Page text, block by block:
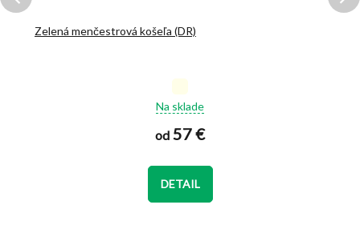
Zelená menčestrová košeľa (DR)
hodnotenie
je
z
5
hviezdičiek.
Na sklade
od 57 €
DETAIL